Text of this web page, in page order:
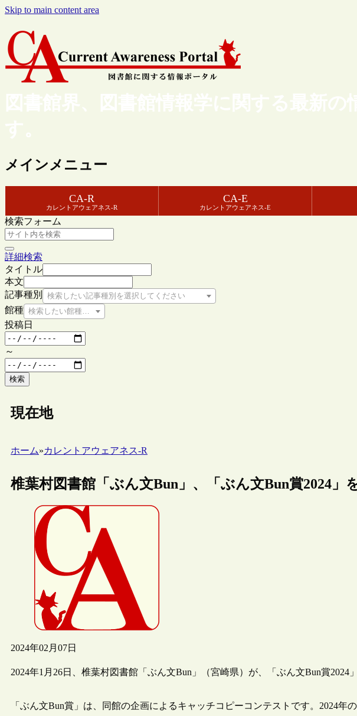
Skip to main content area
図書館界、図書館情報学に関する最新
す。
メインメニュー
CA-R
カレントアウェアネス-R
CA-E
カレントアウェアネス-E
検索フォーム
詳細検索
タイトル
本文
記事種別
検索したい記事種別を選択してください
館種 検索したい館種を選択してください
投稿日
～
検索
現在地
ホーム»カレントアウェアネス-R
椎葉村図書館「ぶん文Bun」、「ぶん文Bun賞2024」
2024年02月07日
2024年1月26日、椎葉村図書館「ぶん文Bun」（宮崎県）が、「ぶん文Bun賞2024
「ぶん文Bun賞」は、同館の企画によるキャッチコピーコンテストです。2024年